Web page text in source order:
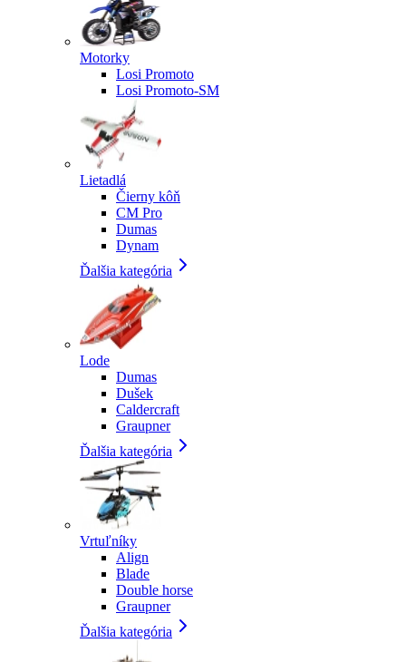
Motorky
Losi Promoto
Losi Promoto-SM
Lietadlá
Čierny kôň
CM Pro
Dumas
Dynam
Ďalšia kategória
Lode
Dumas
Dušek
Caldercraft
Graupner
Ďalšia kategória
Vrtuľníky
Align
Blade
Double horse
Graupner
Ďalšia kategória